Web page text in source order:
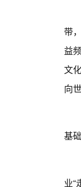
带
益
文
向
基
业“